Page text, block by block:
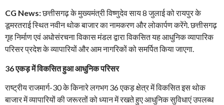
CG News:छत्तीसगढ़ के मुख्यमंत्री विष्णुदेव साय 8 जुलाई को रायपुर के
डूमरतराई स्थित नवीन थोक बाजार का नामकरण और लोकार्पण करेंगे. छत्तीसगढ़
गृह निर्माण एवं अधोसंरचना विकास मंडल द्वारा विकसित यह आधुनिक व्यापारिक
परिसर प्रदेश के व्यापारियों और आम नागरिकों को समर्पित किया जाएगा.
36 एकड़ में विकसित हुआ आधुनिक परिसर
राष्ट्रीय राजमार्ग-30 के किनारे लगभग 36 एकड़ क्षेत्र में विकसित इस थोक
बाजार में व्यापारियों की जरूरतों को ध्यान में रखते हुए आधुनिक सुविधाएं उपलब्ध